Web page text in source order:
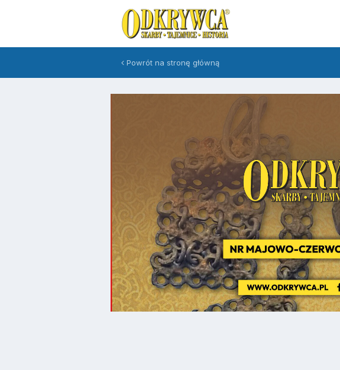
Powrót na stronę główną